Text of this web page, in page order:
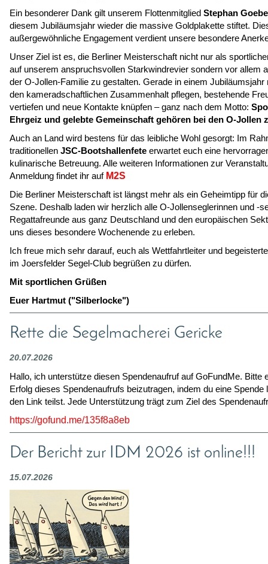
Ein besonderer Dank gilt unserem Flottenmitglied Stephan
diesem Jubiläumsjahr wieder die massive Goldplakette stiftet.
außergewöhnliche Engagement verdient unsere besondere
Unser Ziel ist es, die Berliner Meisterschaft nicht nur als
auf unserem anspruchsvollen Starkwindrevier sondern vor allem
der O-Jollen-Familie zu gestalten. Gerade in einem Jubiläumsjahr
den kameradschaftlichen Zusammenhalt pflegen, bestehende
vertiefen und neue Kontakte knüpfen – ganz nach dem Motto:
Ehrgeiz und gelebte Gemeinschaft gehören bei den O-Jollen
Auch an Land wird bestens für das leibliche Wohl gesorgt: Im
traditionellen JSC-Bootshallenfete erwartet euch eine
kulinarische Betreuung. Alle weiteren Informationen zur
Anmeldung findet ihr auf M2S
Die Berliner Meisterschaft ist längst mehr als ein Geheimtipp für
Szene. Deshalb laden wir herzlich alle O-Jollenseglerinnen und -
Regattafreunde aus ganz Deutschland und den europäischen
uns dieses besondere Wochenende zu erleben.
Ich freue mich sehr darauf, euch als Wettfahrtleiter und
im Joersfelder Segel-Club begrüßen zu dürfen.
Mit sportlichen Grüßen
Euer Hartmut ("Silberlocke")
Rette die Segelmacherei Gericke
20.07.2026
Hallo, ich unterstütze diesen Spendenaufruf auf GoFundMe. Bitte
Erfolg dieses Spendenaufrufs beizutragen, indem du eine Spende
den Link teilst. Jede Unterstützung trägt zum Ziel des
https://gofund.me/135f8a8eb
Der Bericht zur IDM 2026 ist online!!!
15.07.2026